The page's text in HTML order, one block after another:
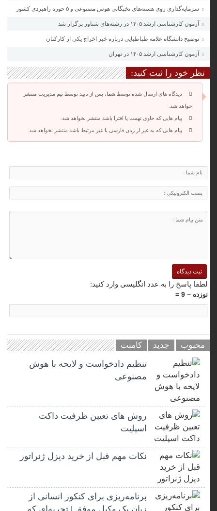
سرمایه‌گذاری روی هسته‌های نخبگانی هوش مصنوعی و ۵ حوزه راهبردی کشور
آزمون‌ کارشناسی ارشد ۱۴۰۵ در رشته‌های شناور برگزار شد
توضیح دانشگاه علامه طباطبایی درباره خبر اخراج یکی از کارکنان
آزمون کارشناسی ارشد ۱۴۰۵ در تهران
نظر خود را ثبت کنید:
دیدگاه های ارسال شده توسط شما، پس از تایید توسط تیم مدیریت منتشر
خواهد شد.
پیام هایی که حاوی تهمت یا افترا باشد منتشر نخواهد شد.
پیام هایی که به غیر از زبان فارسی یا غیر مرتبط باشد منتشر نخواهد شد.
لطفا پاسخ را به عدد انگلیسی وارد کنید:
نوزده − 9 =
محبوب جدید کامنت
تنظیم دادخواست و لایحه با هوش
مصنوعی
روش های تعیین ظرفیت داکت
اسپلیت
نکات مهم قبل از خرید دیزل ژنراتور
برنامه‌ریزی برای کنکور انسانی از
زبان یک وکیل موفق | تجربه‌ای که